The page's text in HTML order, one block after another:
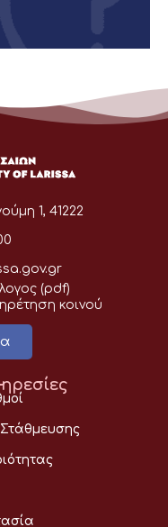
1, 41222
(pdf)
κοινού